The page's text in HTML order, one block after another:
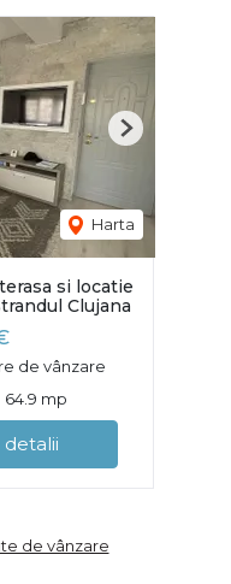
Harta
Next
si locatie
Clujana
de vânzare
64.9 mp
de vânzare